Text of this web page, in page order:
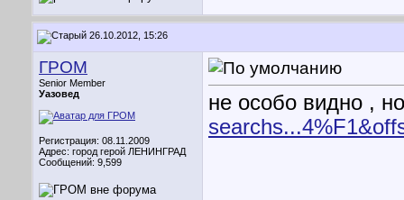
26.10.2012, 15:26
ГРОМ
Senior Member
Уазовед
Регистрация: 08.11.2009
Адрес: город герой ЛЕНИНГРАД
Сообщений: 9,599
не особо видно ,